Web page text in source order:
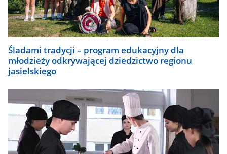
Śladami tradycji – program edukacyjny dla
młodzieży odkrywającej dziedzictwo regionu
jasielskiego